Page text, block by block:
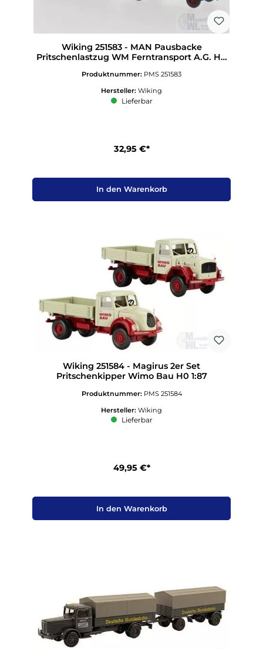
Wiking 251583 - MAN Pausbacke
Pritschenlastzug WM Ferntransport A.G. H0
Produktnummer: PMS 251583
Hersteller: Wiking
Lieferbar
32,95 €*
In den Warenkorb
Wiking 251584 - Magirus 2er Set
Pritschenkipper Wimo Bau H0 1:87
Produktnummer: PMS 251584
Hersteller: Wiking
Lieferbar
49,95 €*
In den Warenkorb